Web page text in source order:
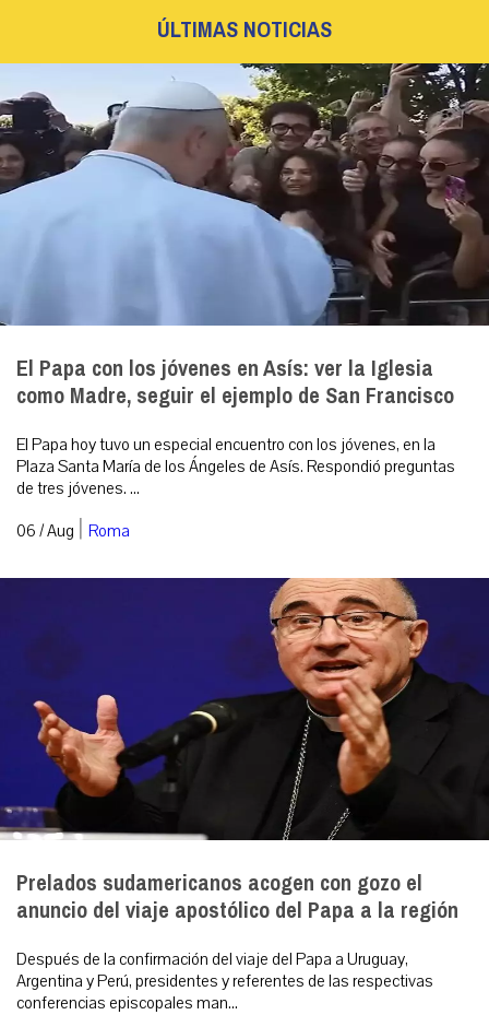
ÚLTIMAS NOTICIAS
El Papa con los jóvenes en Asís: ver la Iglesia
como Madre, seguir el ejemplo de San Francisco
El Papa hoy tuvo un especial encuentro con los jóvenes, en la
Plaza Santa María de los Ángeles de Asís. Respondió preguntas
de tres jóvenes. ...
06 / Aug | Roma
Prelados sudamericanos acogen con gozo el
anuncio del viaje apostólico del Papa a la región
Después de la confirmación del viaje del Papa a Uruguay,
Argentina y Perú, presidentes y referentes de las respectivas
conferencias episcopales man...